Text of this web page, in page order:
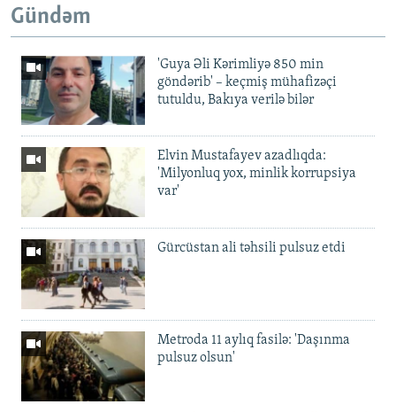
Gündəm
'Guya Əli Kərimliyə 850 min
göndərib' – keçmiş mühafizəçi
tutuldu, Bakıya verilə bilər
Elvin Mustafayev azadlıqda:
'Milyonluq yox, minlik korrupsiya
var'
Gürcüstan ali təhsili pulsuz etdi
Metroda 11 aylıq fasilə: 'Daşınma
pulsuz olsun'